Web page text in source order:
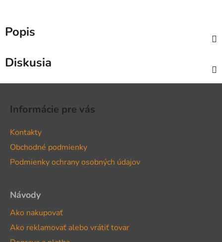
Popis
Diskusia
Informácie pre vás
Kontakty
Obchodné podmienky
Podmienky ochrany osobných údajov
Návody
Ako nakupovať
Ako reklamovať alebo vrátiť tovar